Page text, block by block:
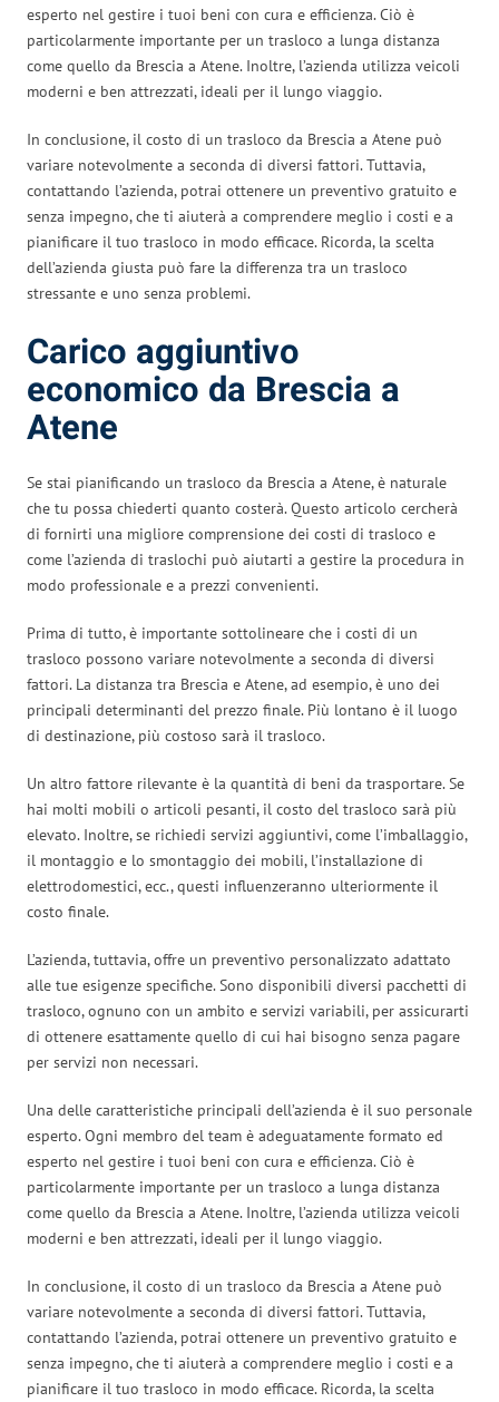
esperto nel gestire i tuoi beni con cura e efficienza. Ciò è
particolarmente importante per un trasloco a lunga distanza
come quello da Brescia a Atene. Inoltre, l’azienda utilizza veicoli
moderni e ben attrezzati, ideali per il lungo viaggio.
In conclusione, il costo di un trasloco da Brescia a Atene può
variare notevolmente a seconda di diversi fattori. Tuttavia,
contattando l’azienda, potrai ottenere un preventivo gratuito e
senza impegno, che ti aiuterà a comprendere meglio i costi e a
pianificare il tuo trasloco in modo efficace. Ricorda, la scelta
dell’azienda giusta può fare la differenza tra un trasloco
stressante e uno senza problemi.
Carico aggiuntivo
economico da Brescia a
Atene
Se stai pianificando un trasloco da Brescia a Atene, è naturale
che tu possa chiederti quanto costerà. Questo articolo cercherà
di fornirti una migliore comprensione dei costi di trasloco e
come l’azienda di traslochi può aiutarti a gestire la procedura in
modo professionale e a prezzi convenienti.
Prima di tutto, è importante sottolineare che i costi di un
trasloco possono variare notevolmente a seconda di diversi
fattori. La distanza tra Brescia e Atene, ad esempio, è uno dei
principali determinanti del prezzo finale. Più lontano è il luogo
di destinazione, più costoso sarà il trasloco.
Un altro fattore rilevante è la quantità di beni da trasportare. Se
hai molti mobili o articoli pesanti, il costo del trasloco sarà più
elevato. Inoltre, se richiedi servizi aggiuntivi, come l’imballaggio,
il montaggio e lo smontaggio dei mobili, l’installazione di
elettrodomestici, ecc., questi influenzeranno ulteriormente il
costo finale.
L’azienda, tuttavia, offre un preventivo personalizzato adattato
alle tue esigenze specifiche. Sono disponibili diversi pacchetti di
trasloco, ognuno con un ambito e servizi variabili, per assicurarti
di ottenere esattamente quello di cui hai bisogno senza pagare
per servizi non necessari.
Una delle caratteristiche principali dell’azienda è il suo personale
esperto. Ogni membro del team è adeguatamente formato ed
esperto nel gestire i tuoi beni con cura e efficienza. Ciò è
particolarmente importante per un trasloco a lunga distanza
come quello da Brescia a Atene. Inoltre, l’azienda utilizza veicoli
moderni e ben attrezzati, ideali per il lungo viaggio.
In conclusione, il costo di un trasloco da Brescia a Atene può
variare notevolmente a seconda di diversi fattori. Tuttavia,
contattando l’azienda, potrai ottenere un preventivo gratuito e
senza impegno, che ti aiuterà a comprendere meglio i costi e a
pianificare il tuo trasloco in modo efficace. Ricorda, la scelta